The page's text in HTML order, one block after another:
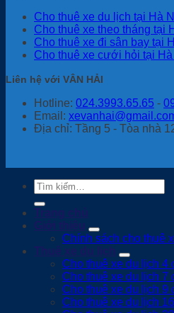
Cho thuê xe du lịch tại Hà
Cho thuê xe theo tháng tại
Cho thuê xe đi sân bay tại
Cho thuê xe cưới hỏi tại
Liên hệ với VÂN HẢI
Hotline: 024.3993.65.65 -
Email:
Địa chỉ: Tầng 5 - Tòa nhà
Tìm
kiếm:
Trang chủ
Giới thiệu
Chính sách cho thuê
Thuê xe du lịch
Cho thuê xe du lịch 4
Cho thuê xe du lịch 7
Cho thuê xe du lịch 9
Cho thuê xe du lịch